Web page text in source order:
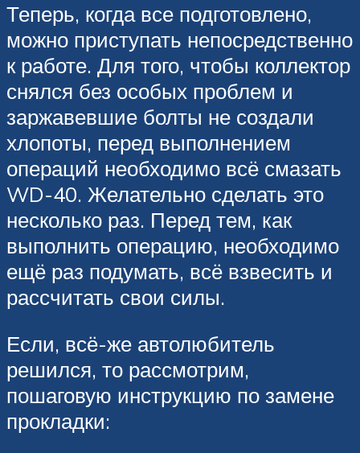
Теперь, когда все подготовлено,
можно приступать непосредственно
к работе. Для того, чтобы коллектор
снялся без особых проблем и
заржавевшие болты не создали
хлопоты, перед выполнением
операций необходимо всё смазать
WD-40. Желательно сделать это
несколько раз. Перед тем, как
выполнить операцию, необходимо
ещё раз подумать, всё взвесить и
рассчитать свои силы.
Если, всё-же автолюбитель
решился, то рассмотрим,
пошаговую инструкцию по замене
прокладки: